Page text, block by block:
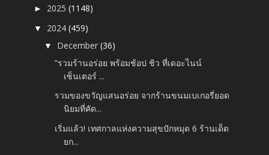
► 2025(1148)
▼ 2024(459)
▼ December(36)
“รวมร้านอร่อย พร้อมช้อป ชิว ที่เดอะไนน์
เซ็นเตอร์ ...
รวมของขวัญแสนอร่อย จากร้านขนมเบเกอรี่ยอด
นิยมที่คัด...
เริ่มแล้ว! เทศกาลแห่งความสุขปักหมุด 6 ร้านเด็ด
ยก...